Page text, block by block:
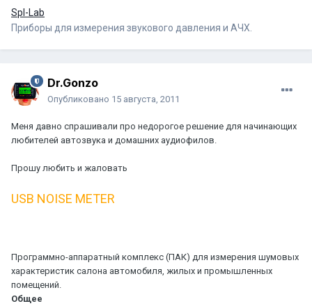
Spl-Lab
Приборы для измерения звукового давления и АЧХ.
Dr.Gonzo
Опубликовано 15 августа, 2011
Меня давно спрашивали про недорогое решение для начинающих
любителей автозвука и домашних аудиофилов.
Прошу любить и жаловать
USB NOISE METER
Программно-аппаратный комплекс (ПАК) для измерения шумовых
характеристик салона автомобиля, жилых и промышленных
помещений.
Общее